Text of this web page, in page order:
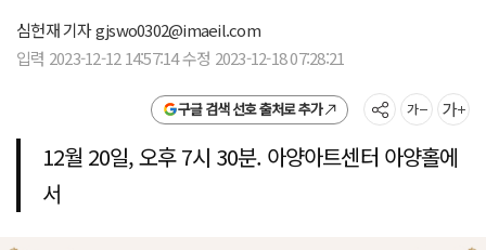
심헌재 기자gjswo0302@imaeil.com
입력 2023-12-12 14:57:14 수정 2023-12-18 07:28:21
구글 검색 선호 출처로 추가
12월 20일, 오후 7시 30분. 아양아트센터 아양홀에
서